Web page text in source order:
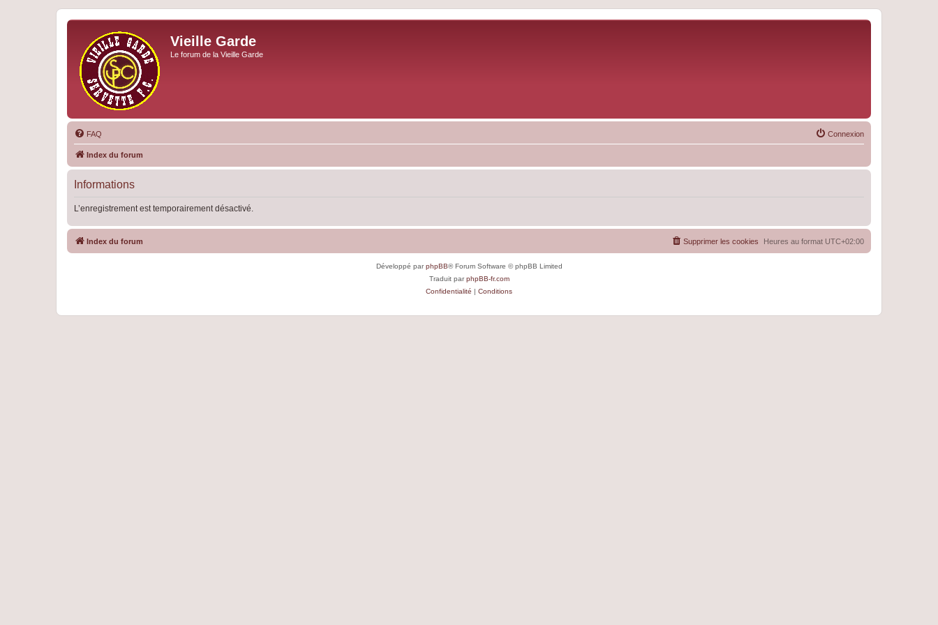
Vieille Garde
Le forum de la Vieille Garde
FAQ Connexion
Index du forum
Informations
L’enregistrement est temporairement désactivé.
Index du forum Heures au format UTC+02:00
Supprimer les cookies
Développé parphpBB® Forum Software © phpBB Limited
Traduit parphpBB-fr.com
Confidentialité | Conditions